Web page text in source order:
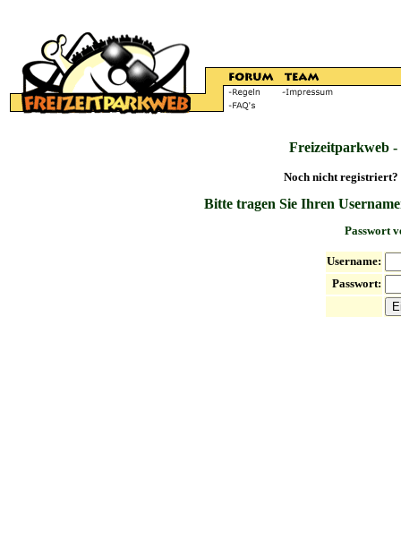
Freizeitparkweb
Noch nicht registriert?
Bitte tragen Sie Ihren
Passwort
Username:
Passwort: